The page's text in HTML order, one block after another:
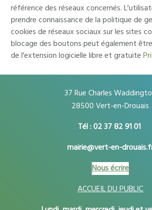
référence des réseaux concernés.
prendre connaissance de la politique de
cookies de réseaux sociaux sur les sites
blocage des boutons peut également
de l'extension logicielle libre et gratuite
37 Rue Charles
28500 Vert-en-Drouais
Tél : 02 37 82 91 01
mairie@vert-en-
Nous écrire
ACCUEIL DU PUBLIC